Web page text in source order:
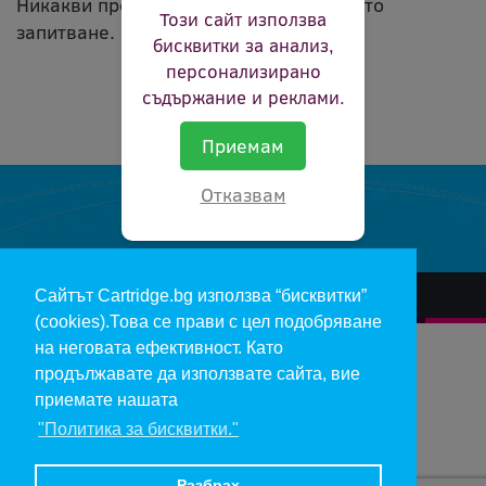
Сайтът Cartridge.bg използва “бисквитки”
(cookies).Това се прави с цел подобряване
на неговата ефективност. Като
продължавате да използвате сайта, вие
приемате нашата
"Политика за бисквитки."
запитване.
Този сайт използва
бисквитки за анализ,
персонализирано
съдържание и реклами.
Приемам
Отказвам
За нас Гаранции и рекламации Контакт Доставка
Отказ и връщане на продукти Общи условия за ползване
Изкупуване на празни касети
Цените в евро са изчислени по фиксирания курс 1 € = 1.95583 лв.